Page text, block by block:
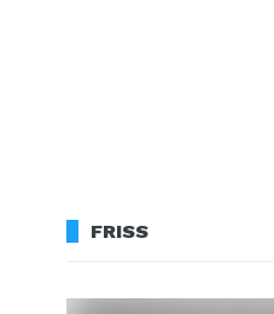
FRISS